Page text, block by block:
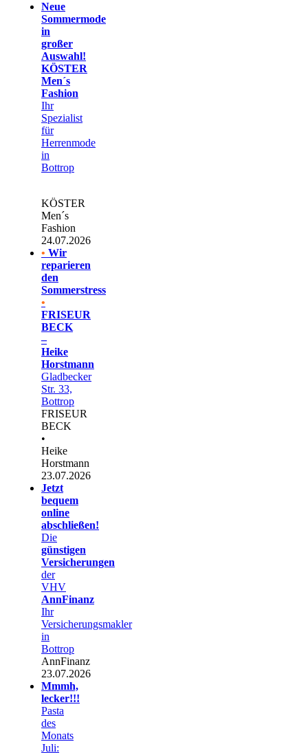
Neue
Sommermode
in
großer
Auswahl!
KÖSTER
Men´s
Fashion
Ihr
Spezialist
für
Herrenmode
in
Bottrop
KÖSTER
Men´s
Fashion
24.07.2026
• Wir
reparieren
den
Sommerstress
•
FRISEUR
BECK
–
Heike
Horstmann
Gladbecker
Str. 33,
Bottrop
FRISEUR
BECK
•
Heike
Horstmann
23.07.2026
Jetzt
bequem
online
abschließen!
Die
günstigen
Versicherungen
der
VHV
AnnFinanz
Ihr
Versicherungsmakler
in
Bottrop
AnnFinanz
23.07.2026
Mmmh,
lecker!!!
Pasta
des
Monats
Juli: